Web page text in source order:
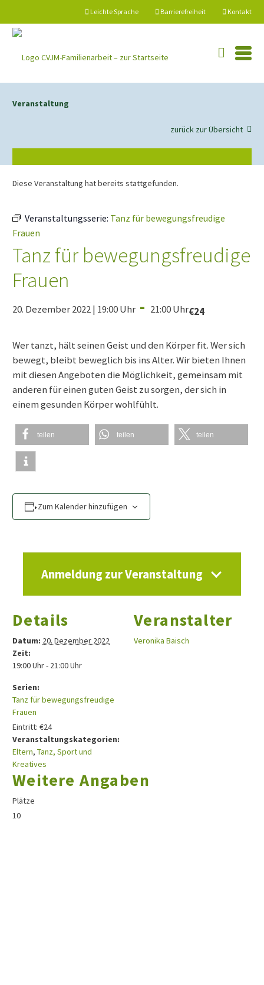
Leichte Sprache Barrierefreiheit Kontakt
Veranstaltung
zurück zur Übersicht
Diese Veranstaltung hat bereits stattgefunden.
Veranstaltungsserie: Tanz für bewegungsfreudige
Frauen
Tanz für bewegungsfreudige
Frauen
20. Dezember 2022 | 19:00 Uhr- 21:00 Uhr€24
Wer tanzt, hält seinen Geist und den Körper fit. Wer sich
bewegt, bleibt beweglich bis ins Alter. Wir bieten Ihnen
mit diesen Angeboten die Möglichkeit, gemeinsam mit
anderen für einen guten Geist zu sorgen, der sich in
einem gesunden Körper wohlfühlt.
teilen teilen teilen
Zum Kalender hinzufügen
Anmeldung zur Veranstaltung
Details
Datum: 20. Dezember 2022
Zeit:
19:00 Uhr - 21:00 Uhr
Serien:
Tanz für bewegungsfreudige
Frauen
Eintritt: €24
Veranstaltungskategorien:
Eltern, Tanz, Sport und
Kreatives
Veranstalter
Veronika Baisch
Weitere Angaben
Plätze
10